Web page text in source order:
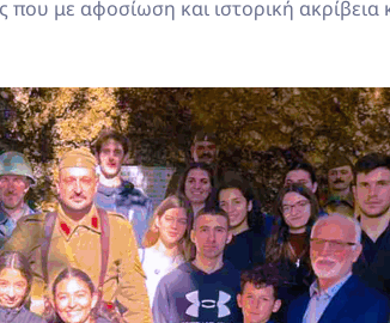
με αφοσίωση και ιστορική